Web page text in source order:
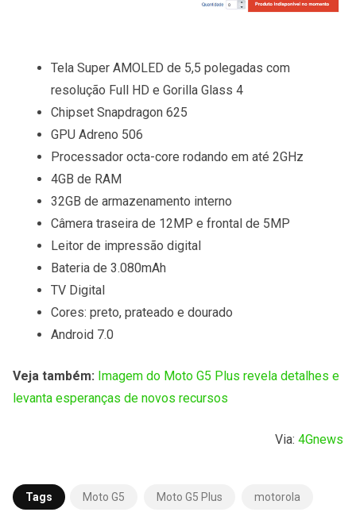
Tela Super AMOLED de 5,5 polegadas com
resolução Full HD e Gorilla Glass 4
Chipset Snapdragon 625
GPU Adreno 506
Processador octa-core rodando em até 2GHz
4GB de RAM
32GB de armazenamento interno
Câmera traseira de 12MP e frontal de 5MP
Leitor de impressão digital
Bateria de 3.080mAh
TV Digital
Cores: preto, prateado e dourado
Android 7.0
Veja também: Imagem do Moto G5 Plus revela detalhes e
levanta esperanças de novos recursos
Via: 4Gnews
Tags Moto G5 Moto G5 Plus motorola